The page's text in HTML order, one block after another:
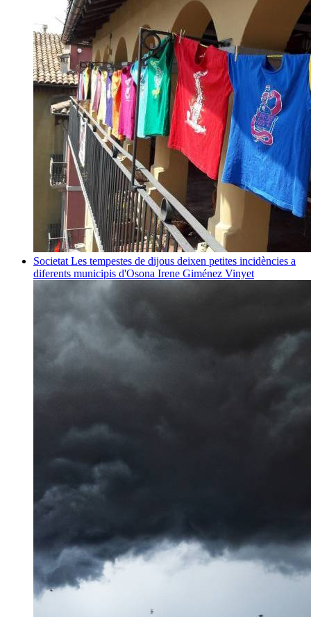
Societat Les tempestes de dijous deixen petites incidències a
diferents municipis d'Osona Irene Giménez Vinyet